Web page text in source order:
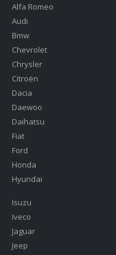
Alfa Romeo
Audi
Bmw
Chevrolet
Chrysler
Citroën
Dacia
Daewoo
Daihatsu
Fiat
Ford
Honda
Hyundai
Isuzu
Iveco
Jaguar
Jeep